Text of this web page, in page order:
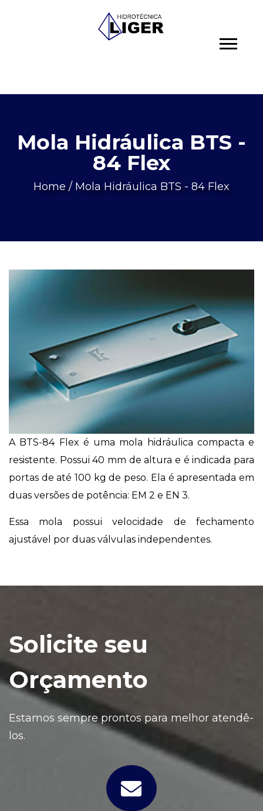
Mola Hidráulica BTS -
84 Flex
Home / Mola Hidráulica BTS - 84 Flex
A BTS-84 Flex é uma mola hidráulica compacta e
resistente. Possui 40 mm de altura e é indicada para
portas de até 100 kg de peso. Ela é apresentada em
duas versões de potência: EM 2 e EN 3.
Essa mola possui velocidade de fechamento
ajustável por duas válvulas independentes.
Solicite seu
Orçamento
Estamos sempre prontos para melhor atendê-
los.